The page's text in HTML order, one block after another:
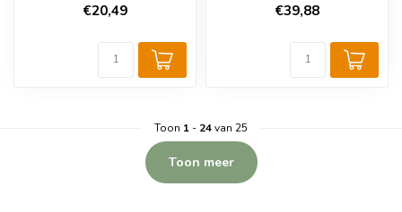
elegante wi...
€20,49
wijngeschenk t...
€39,88
Toon 1- 24van 25
Toon meer